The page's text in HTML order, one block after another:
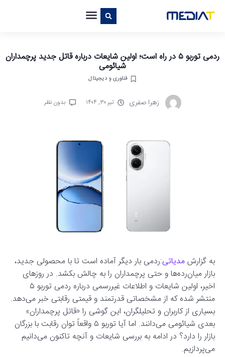
ردمی توربو ۵ در راه است؛ اولین شایعات درباره قاتل جدید پرچمداران
شیائومی
فناوری و دیجیتال
زهرا صفری تیر ۳۰, ۱۴۰۴ بدون نظر
به گزارشمدیاتی:ردمی بار دیگر آماده است تا با محصولی جدید،
بازار میان‌رده‌ها و حتی پرچمداران را به چالش بکشد. در روزهای
اخیر، اولین شایعات و اطلاعات غیررسمی درباره ردمی توربو ۵
منتشر شده که از مشخصاتی قدرتمند و قیمتی رقابتی خبر می‌دهد.
بسیاری از کاربران و تحلیلگران، این گوشی را «قاتل پرچمداران»
بعدی شیائومی می‌دانند. اما آیا توربو ۵ واقعاً توان رقابت با بزرگان
بازار را دارد؟ در ادامه به بررسی شایعات و آنچه تاکنون می‌دانیم
می‌پردازیم.